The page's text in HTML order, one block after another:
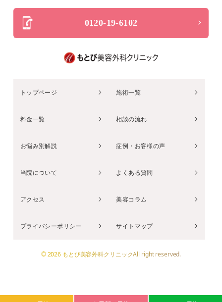
0120-19-6102
トップページ 施術一覧
料金一覧 相談の流れ
お悩み別解説 症例・お客様の声
当院について よくある質問
アクセス 美容コラム
プライバシーポリシー サイトマップ
© 2026 もとび美容外科クリニックAll right reserved.